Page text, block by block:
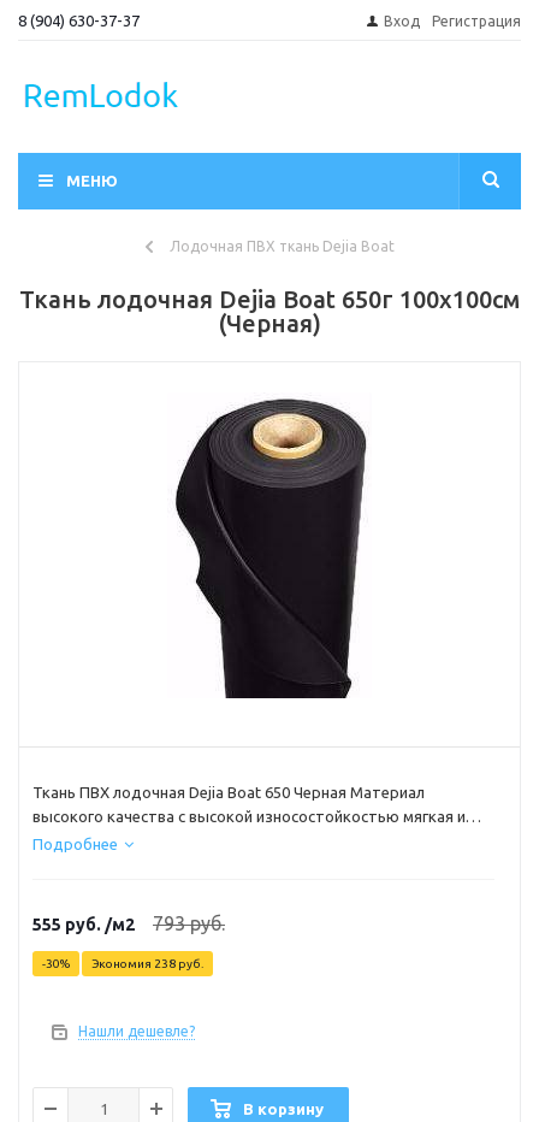
8 (904) 630-37-37 Вход Регистрация
МЕНЮ
Лодочная ПВХ ткань Dejia Boat
Ткань лодочная Dejia Boat 650г 100х100см
(Черная)
Ткань ПВХ лодочная Dejia Boat 650 Черная Материал
высокого качества с высокой износостойкостью мягкая и
прочная. Ширина рулона 218 см до -40
Подробнее
555 руб. /м2 793руб.
-30% Экономия 238 руб.
Нашли дешевле?
В корзину